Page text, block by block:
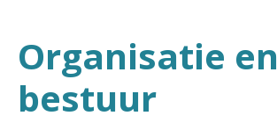
Organisatie en
bestuur